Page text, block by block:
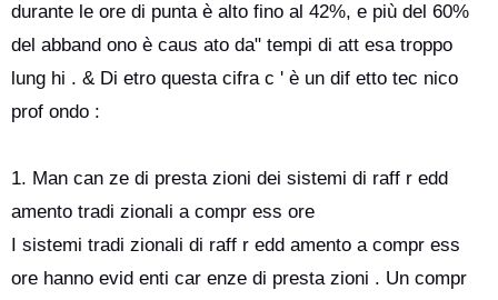
durante le ore di punta è alto fino al 42%, e più del 60%
del abband ono è caus ato da" tempi di att esa troppo
lung hi . & Di etro questa cifra c ' è un dif etto tec nico
prof ondo :
1. Man can ze di presta zioni dei sistemi di raff r edd
amento tradi zionali a compr ess ore
I sistemi tradi zionali di raff r edd amento a compr ess
ore hanno evid enti car enze di presta zioni . Un compr